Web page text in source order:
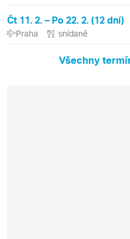
Čt 11. 2. – Po 22. 2. (12 dní)
Praha snídaně
Všechny